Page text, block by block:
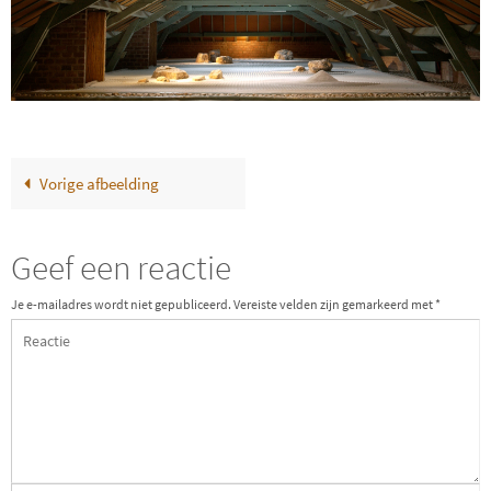
Vorige afbeelding
Geef een reactie
Je e-mailadres wordt niet gepubliceerd. Vereiste velden zijn gemarkeerd met *